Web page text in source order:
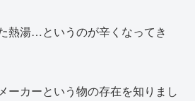
熱湯…というのが辛くなってき
ーカーという物の存在を知りまし